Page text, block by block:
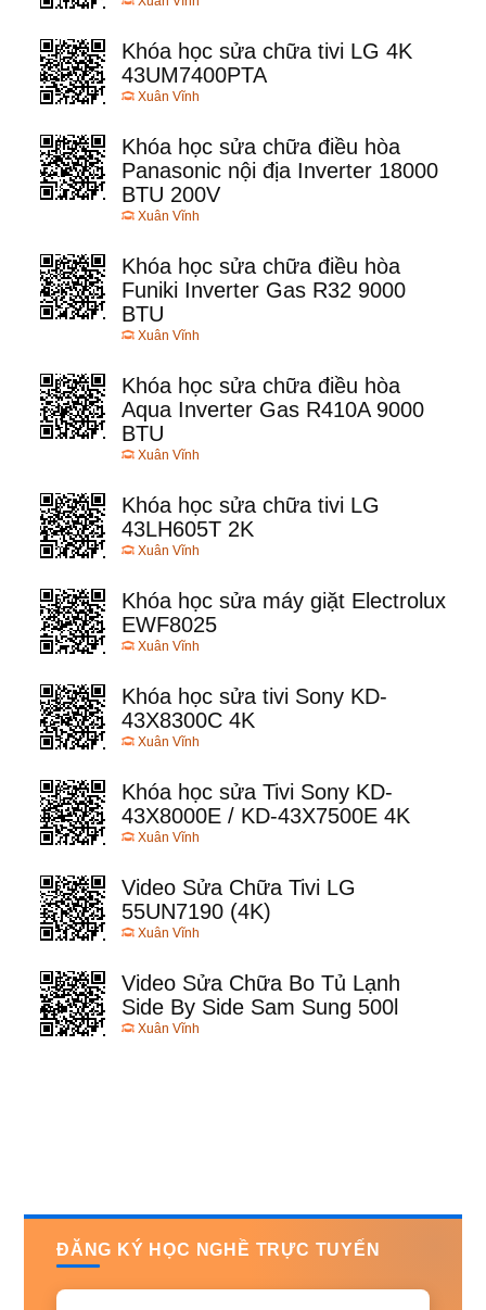
Khóa học sửa chữa tivi LG 4K
43UM7400PTA
Xuân Vĩnh
Khóa học sửa chữa điều hòa
Panasonic nội địa Inverter 18000
BTU 200V
Xuân Vĩnh
Khóa học sửa chữa điều hòa
Funiki Inverter Gas R32 9000
BTU
Xuân Vĩnh
Khóa học sửa chữa điều hòa
Aqua Inverter Gas R410A 9000
BTU
Xuân Vĩnh
Khóa học sửa chữa tivi LG
43LH605T 2K
Xuân Vĩnh
Khóa học sửa máy giặt Electrolux
EWF8025
Xuân Vĩnh
Khóa học sửa tivi Sony KD-
43X8300C 4K
Xuân Vĩnh
Khóa học sửa Tivi Sony KD-
43X8000E / KD-43X7500E 4K
Xuân Vĩnh
Video Sửa Chữa Tivi LG
55UN7190 (4K)
Xuân Vĩnh
Video Sửa Chữa Bo Tủ Lạnh
Side By Side Sam Sung 500l
Xuân Vĩnh
ĐĂNG KÝ HỌC NGHỀ TRỰC TUYẾN